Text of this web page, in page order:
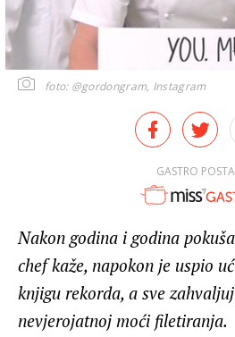
foto: @gordongram, Instagram
GASTRO
Nakon godina i godina
chef kaže, napokon je uspio
knjigu rekorda, a sve
nevjerojatnoj moći filetiranja.